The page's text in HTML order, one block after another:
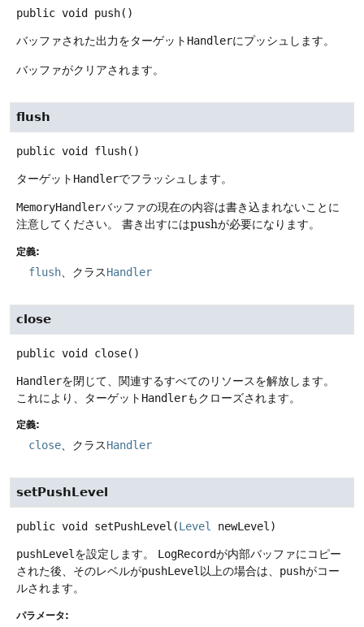
public void push()
バッファされた出力をターゲット Handlerにプッシュします。
バッファがクリアされます。
flush
public void flush()
ターゲット Handlerでフラッシュします。
MemoryHandlerバッファの現在の内容は書き込まれないことに
注意してください。
書き出すにはpushが必要になります。
定義:
flush 、クラスHandler
close
public void close()
Handlerを閉じて、関連するすべてのリソースを解放します。
これにより、ターゲット Handlerもクローズされます。
定義:
close 、クラスHandler
setPushLevel
public void setPushLevel (Level newLevel)
pushLevelを設定します。 LogRecordが内部バッファにコピー
された後、そのレベルがpushLevel以上の場合は、 pushがコー
ルされます。
パラメータ: